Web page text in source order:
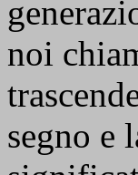
noi
segno e